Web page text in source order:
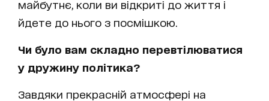
майбутнє, коли ви відкриті до життя і
йдете до нього з посмішкою.
Чи було вам складно перевтілюватися
у дружину політика?
Завдяки прекрасній атмосфері на